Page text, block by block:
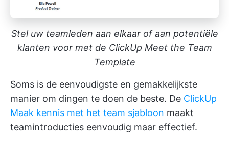
Stel uw teamleden aan elkaar of aan potentiële
klanten voor met de ClickUp Meet the Team
Template
Soms is de eenvoudigste en gemakkelijkste
manier om dingen te doen de beste. De ClickUp
Maak kennis met het team sjabloon maakt
teamintroducties eenvoudig maar effectief.